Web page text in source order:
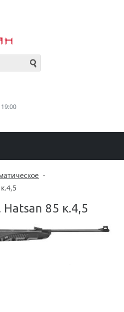
-
85 к.4,5